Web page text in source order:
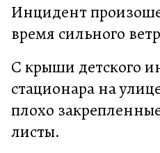
Инцидент
время сильного
С крыши детского
стационара на
плохо
листы.